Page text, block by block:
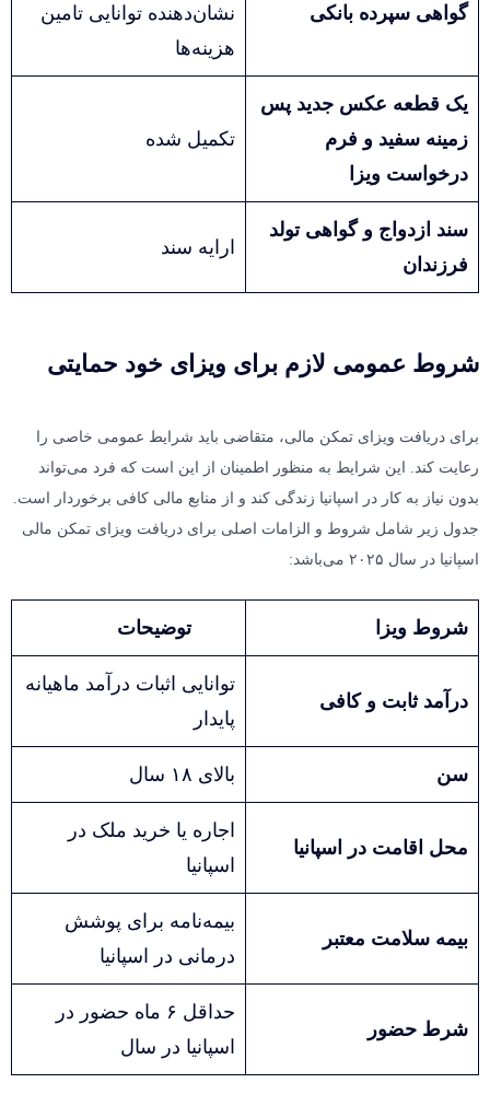
گواهی سپرده بانکی
نشان‌دهنده توانایی تامین
هزینه‌ها
یک قطعه عکس جدید پس
زمینه سفید و فرم
درخواست ویزا
تکمیل شده
سند ازدواج و گواهی تولد
فرزندان
ارایه سند
شروط عمومی لازم برای ویزای خود حمایتی
برای دریافت ویزای تمکن مالی، متقاضی باید شرایط عمومی خاصی را
رعایت کند. این شرایط به منظور اطمینان از این است که فرد می‌تواند
بدون نیاز به کار در اسپانیا زندگی کند و از منابع مالی کافی برخوردار است.
جدول زیر شامل شروط و الزامات اصلی برای دریافت ویزای تمکن مالی
اسپانیا در سال ۲۰۲۵ می‌باشد:
شروط ویزا توضیحات
درآمد ثابت و کافی
توانایی اثبات درآمد ماهیانه
پایدار
سن بالای ۱۸ سال
محل اقامت در اسپانیا
اجاره یا خرید ملک در
اسپانیا
بیمه سلامت معتبر
بیمه‌نامه برای پوشش
درمانی در اسپانیا
شرط حضور
حداقل ۶ ماه حضور در
اسپانیا در سال